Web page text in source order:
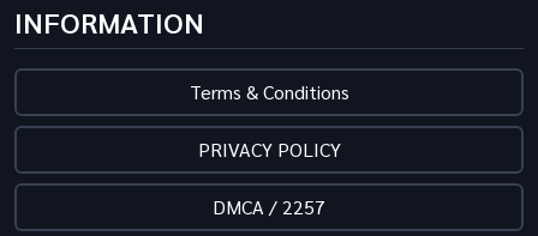
INFORMATION
Terms & Conditions
PRIVACY POLICY
DMCA / 2257